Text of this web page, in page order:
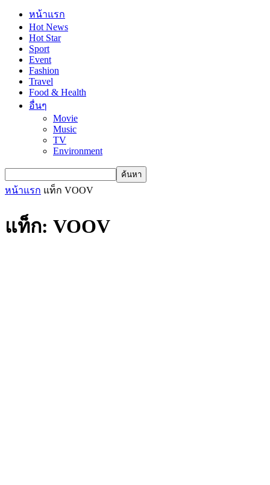
หน้าแรก
Hot News
Hot Star
Sport
Event
Fashion
Travel
Food & Health
อื่นๆ
Movie
Music
TV
Environment
หน้าแรก แท็ก VOOV
แท็ก: VOOV